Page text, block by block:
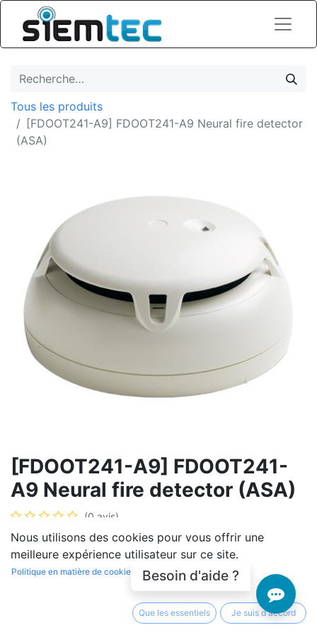
Tous les produits
[FDOOT241-A9] FDOOT241-A9 Neural fire detector
(ASA)
[FDOOT241-A9] FDOOT241-
A9 Neural fire detector (ASA)
(0 avis)
Pour la détection précoce des feux de flammes
provoqués par la combustion de matières liquides et
solides, ainsi que des feux couvants. Pour une
détection précoce et fiable des incendies dans les
environnements présentant des phénomènes
Nous utilisons des cookies pour vous offrir une
meilleure expérience utilisateur sur ce site.
Politique en matière de cookies
Que les essentiels Je suis d'accord
Besoin d'aide ?